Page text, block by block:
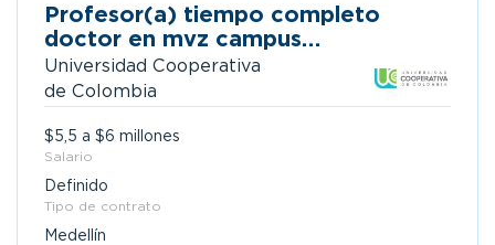
Profesor(a) tiempo completo
doctor en mvz campus
bucaramanga
Universidad Cooperativa
de Colombia
$5,5 a $6 millones
Salario
Definido
Tipo de contrato
Medellín